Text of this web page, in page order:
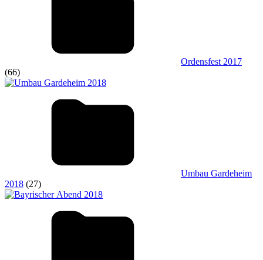
Ordensfest 2017
(66)
Umbau Gardeheim
2018 (27)